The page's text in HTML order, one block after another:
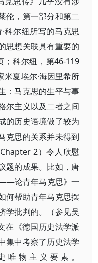
伦，第一部分和第二
科尔纽所写的马克思
思想关联具有重要的
；科尔纽，第46-119
米夏埃尔·海因里希所
：马克思的生平与事
尔主义以及二者之间
的历史语境做了较为
克思的关系并未得到
2）令人欣慰
题的成果。比如，唐
——论青年马克思》一
何帮助青年马克思摆
学批判的。（参见吴
在《德国历史法学派
集中考察了历史法学
唯物主义要素。